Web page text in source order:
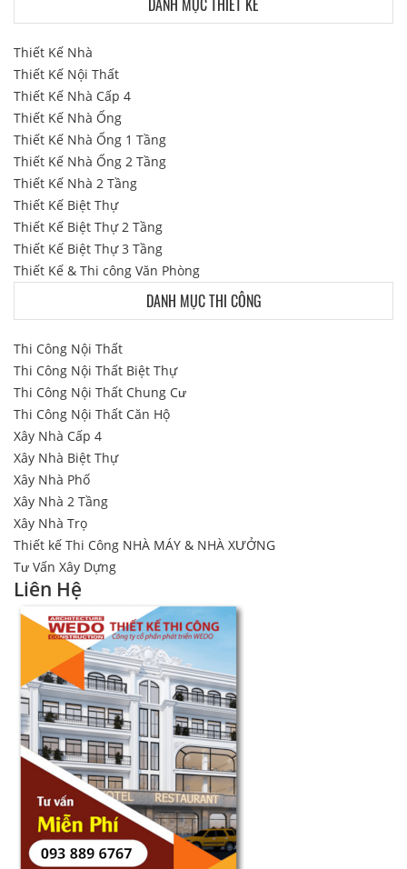
DANH MỤC THIẾT KẾ
Thiết Kế Nhà
Thiết Kế Nội Thất
Thiết Kế Nhà Cấp 4
Thiết Kế Nhà Ống
Thiết Kế Nhà Ống 1 Tầng
Thiết Kế Nhà Ống 2 Tầng
Thiết Kế Nhà 2 Tầng
Thiết Kế Biệt Thự
Thiết Kế Biệt Thự 2 Tầng
Thiết Kế Biệt Thự 3 Tầng
Thiết Kế & Thi công Văn Phòng
DANH MỤC THI CÔNG
Thi Công Nội Thất
Thi Công Nội Thất Biệt Thự
Thi Công Nội Thất Chung Cư
Thi Công Nội Thất Căn Hộ
Xây Nhà Cấp 4
Xây Nhà Biệt Thự
Xây Nhà Phố
Xây Nhà 2 Tầng
Xây Nhà Trọ
Thiết kế Thi Công NHÀ MÁY & NHÀ XƯỞNG
Tư Vấn Xây Dựng
Liên Hệ